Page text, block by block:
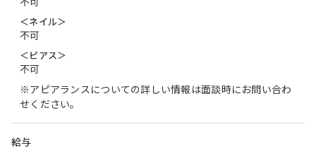
＜ネイル＞
不可
＜ピアス＞
不可
※アピアランスについての詳しい情報は面談時にお問い合わ
せください。
給与